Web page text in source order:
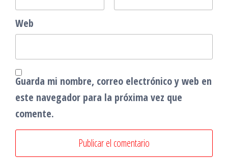
Web
Guarda mi nombre, correo electrónico y web en
este navegador para la próxima vez que
comente.